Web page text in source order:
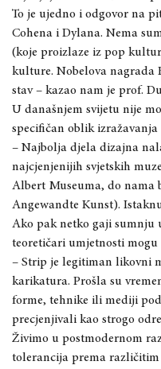
To je ujedno i odgovor na
Cohena i Dylana. Nema
(koje proizlaze iz pop
kulture. Nobelova nagrada
stav – kazao nam je prof.
U današnjem svijetu nije
specifičan oblik izražavanja
– Najbolja djela dizajna
najcjenjenijih svjetskih
Albert Museuma, do nama
Angewandte Kunst).
Ako pak netko gaji sumnju
teoretičari umjetnosti
– Strip je legitiman likovni
karikatura. Prošla su
forme, tehnike ili mediji
precjenjivali kao strogo
Živimo u postmodernom
tolerancija prema